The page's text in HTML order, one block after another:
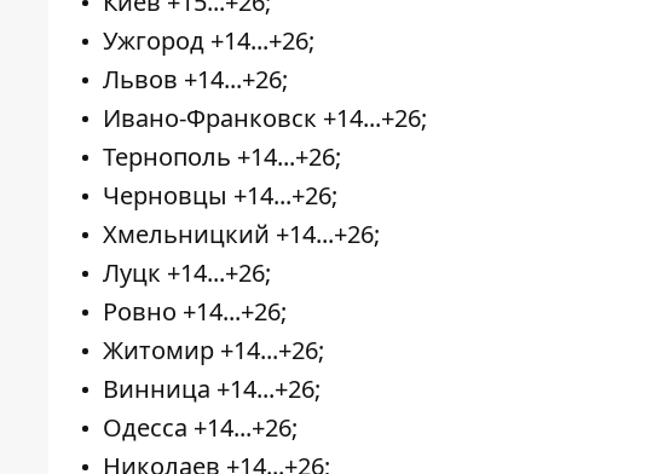
Ужгород +14...+26;
Львов +14...+26;
Ивано-Франковск +14...+26;
Тернополь +14...+26;
Черновцы +14...+26;
Хмельницкий +14...+26;
Луцк +14...+26;
Ровно +14...+26;
Житомир +14...+26;
Винница +14...+26;
Одесса +14...+26;
Николаев +14...+26;